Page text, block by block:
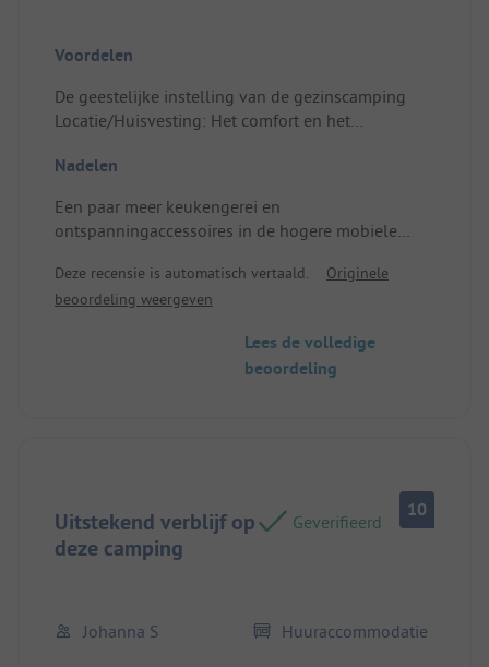
Voordelen
De geestelijke instelling van de gezinscamping
Locatie/Huisvesting: Het comfort en het
Nadelen
Een paar meer keukengerei en
ontspanningaccessoires in de hogere mobiele
Locatie/Huisvesting: Een gebrek aan gevarieerd
servies.
Deze recensie is automatisch vertaald.
Originele
beoordeling weergeven
Lees de volledige
beoordeling
Uitstekend verblijf op
deze camping
Geverifieerd
10
Johanna S Huuraccommodatie